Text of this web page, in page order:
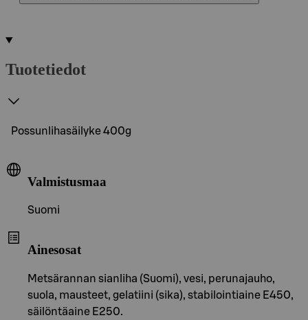
Tuotetiedot
Possunlihasäilyke 400g
Valmistusmaa
Suomi
Ainesosat
Metsärannan sianliha (Suomi), vesi, perunajauho,
suola, mausteet, gelatiini (sika), stabilointiaine E450,
säilöntäaine E250.